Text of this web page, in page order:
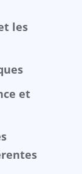
les
et